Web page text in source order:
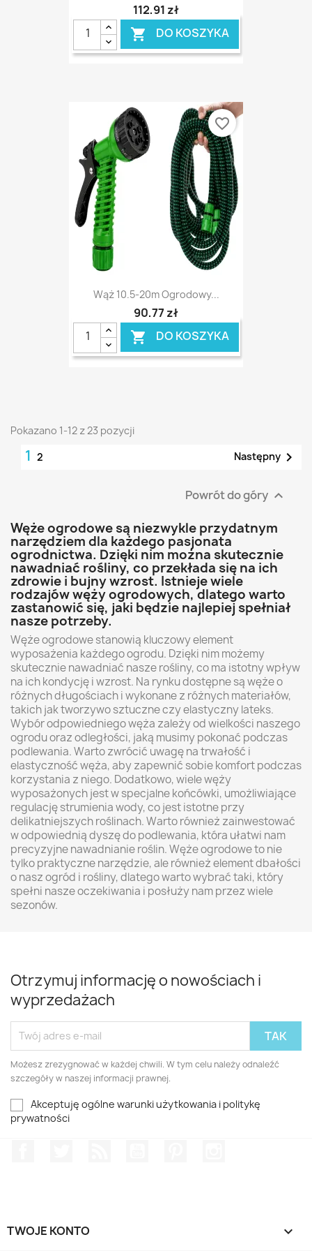
112,91 zł
 DO KOSZYKA
Wąż 10.5-20m Ogrodowy...
90,77 zł
 DO KOSZYKA
favorite_border
Pokazano 1-12 z 23 pozycji
1 2 Następny 
Powrót do góry 
Węże ogrodowe są niezwykle przydatnym
narzędziem dla każdego pasjonata
ogrodnictwa. Dzięki nim można skutecznie
nawadniać rośliny, co przekłada się na ich
zdrowie i bujny wzrost. Istnieje wiele
rodzajów węży ogrodowych, dlatego warto
zastanowić się, jaki będzie najlepiej spełniał
nasze potrzeby.
Węże ogrodowe stanowią kluczowy element
wyposażenia każdego ogrodu. Dzięki nim możemy
skutecznie nawadniać nasze rośliny, co ma istotny wpływ
na ich kondycję i wzrost. Na rynku dostępne są węże o
różnych długościach i wykonane z różnych materiałów,
takich jak tworzywo sztuczne czy elastyczny lateks.
Wybór odpowiedniego węża zależy od wielkości naszego
ogrodu oraz odległości, jaką musimy pokonać podczas
podlewania. Warto zwrócić uwagę na trwałość i
elastyczność węża, aby zapewnić sobie komfort podczas
korzystania z niego. Dodatkowo, wiele węży
wyposażonych jest w specjalne końcówki, umożliwiające
regulację strumienia wody, co jest istotne przy
delikatniejszych roślinach. Warto również zainwestować
w odpowiednią dyszę do podlewania, która ułatwi nam
precyzyjne nawadnianie roślin. Węże ogrodowe to nie
tylko praktyczne narzędzie, ale również element dbałości
o nasz ogród i rośliny, dlatego warto wybrać taki, który
spełni nasze oczekiwania i posłuży nam przez wiele
sezonów.
Otrzymuj informację o nowościach i
wyprzedażach
Możesz zrezygnować w każdej chwili. W tym celu należy odnaleźć
szczegóły w naszej informacji prawnej.
Akceptuję ogólne warunki użytkowania i politykę
prywatności
TWOJE KONTO 